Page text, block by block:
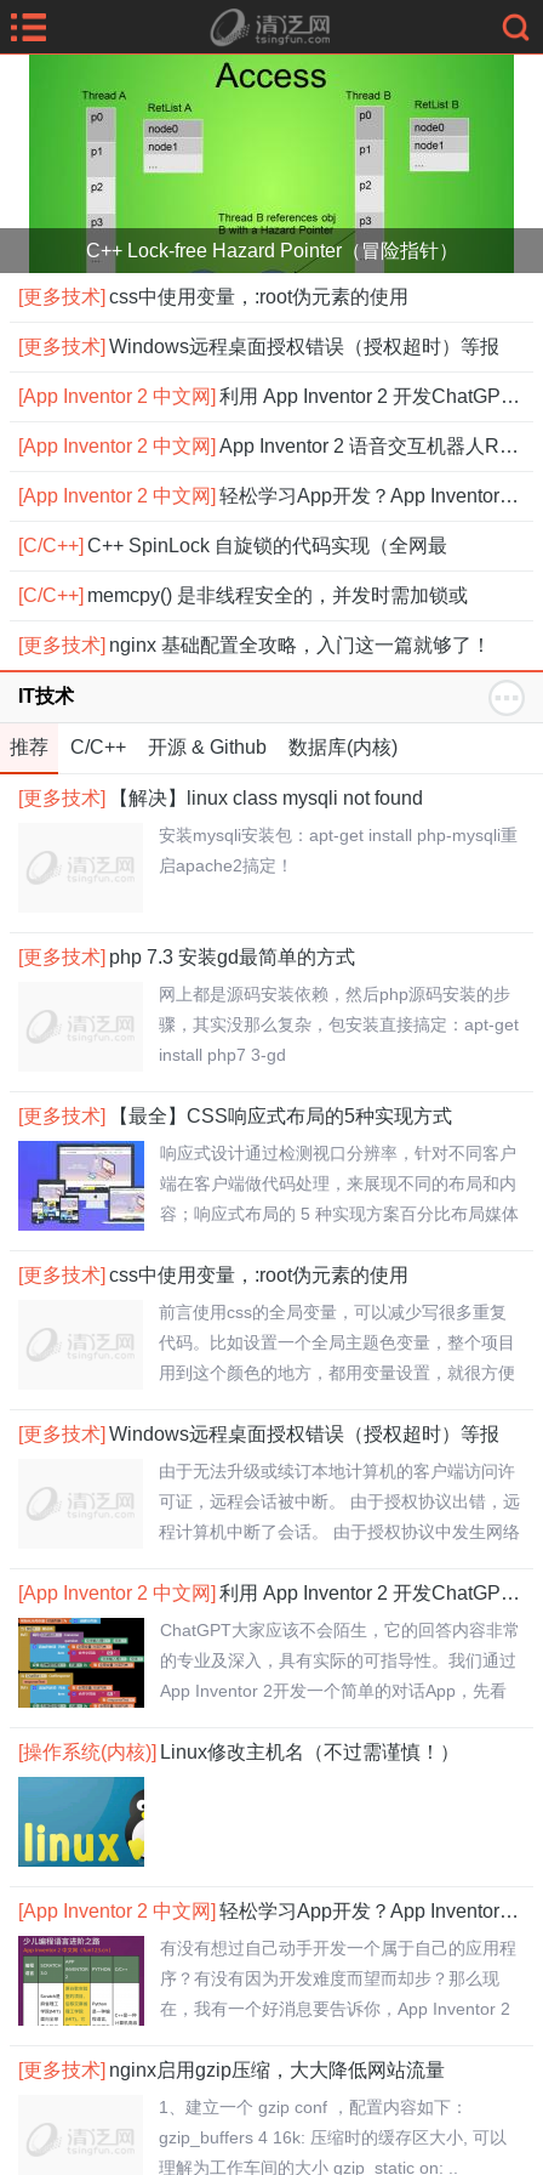
C++ Lock-free Hazard Pointer（冒险指针）
[更多技术] css中使用变量，:root伪元素的使用
[更多技术] Windows远程桌面授权错误（授权超时）等报
[App Inventor 2 中文网] 利用 App Inventor 2 开发ChatGPT应用
[App Inventor 2 中文网] App Inventor 2 语音交互机器人Robot，
[App Inventor 2 中文网] 轻松学习App开发？App Inventor 2 中文网搞定！
[C/C++] C++ SpinLock 自旋锁的代码实现（全网最
[C/C++] memcpy() 是非线程安全的，并发时需加锁或
[更多技术] nginx 基础配置全攻略，入门这一篇就够了！
IT技术
推荐 C/C++ 开源 & Github 数据库(内核)
[更多技术] 【解决】linux class mysqli not found
安装mysqli安装包：apt-get install php-mysqli重
启apache2搞定！
[更多技术] php 7.3 安装gd最简单的方式
网上都是源码安装依赖，然后php源码安装的步
骤，其实没那么复杂，包安装直接搞定：apt-get
install php7 3-gd
[更多技术] 【最全】CSS响应式布局的5种实现方式
响应式设计通过检测视口分辨率，针对不同客户
端在客户端做代码处理，来展现不同的布局和内
容；响应式布局的 5 种实现方案百分比布局媒体
[更多技术] css中使用变量，:root伪元素的使用
前言使用css的全局变量，可以减少写很多重复
代码。比如设置一个全局主题色变量，整个项目
用到这个颜色的地方，都用变量设置，就很方便
[更多技术] Windows远程桌面授权错误（授权超时）等报
由于无法升级或续订本地计算机的客户端访问许
可证，远程会话被中断。 由于授权协议出错，远
程计算机中断了会话。 由于授权协议中发生网络
[App Inventor 2 中文网] 利用 App Inventor 2 开发ChatGPT应用
ChatGPT大家应该不会陌生，它的回答内容非常
的专业及深入，具有实际的可指导性。我们通过
App Inventor 2开发一个简单的对话App，先看
[操作系统(内核)] Linux修改主机名（不过需谨慎！）
[App Inventor 2 中文网] 轻松学习App开发？App Inventor 2 中文网搞定！
有没有想过自己动手开发一个属于自己的应用程
序？有没有因为开发难度而望而却步？那么现
在，我有一个好消息要告诉你，App Inventor 2
[更多技术] nginx启用gzip压缩，大大降低网站流量
1、建立一个 gzip conf ，配置内容如下：
gzip_buffers 4 16k: 压缩时的缓存区大小, 可以
理解为工作车间的大小 gzip_static on: ..